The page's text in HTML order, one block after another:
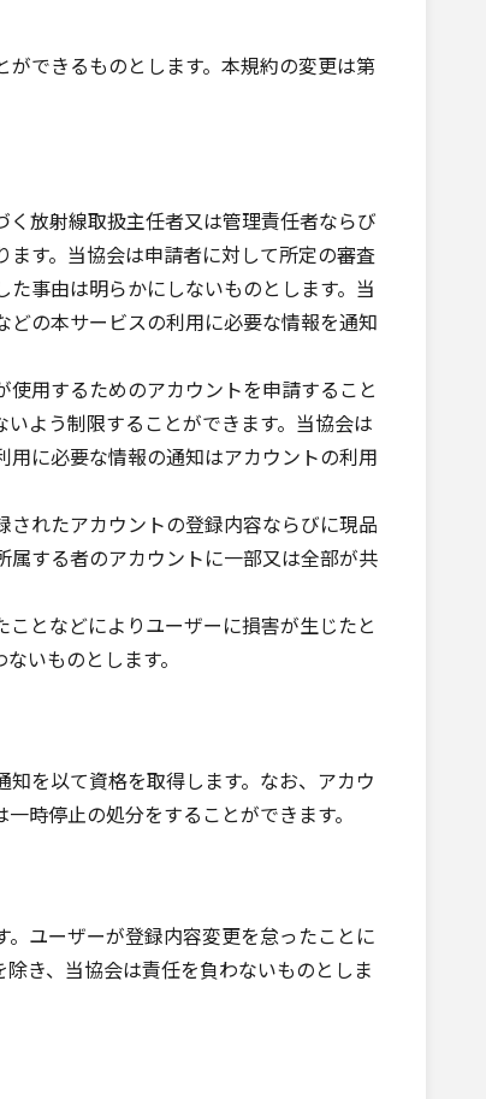
できるものとします。本規約の変更は第
放射線取扱主任者又は管理責任者ならび
す。当協会は申請者に対して所定の審査
事由は明らかにしないものとします。当
の本サービスの利用に必要な情報を通知
用するためのアカウントを申請すること
よう制限することができます。当協会は
に必要な情報の通知はアカウントの利用
れたアカウントの登録内容ならびに現品
する者のアカウントに一部又は全部が共
となどによりユーザーに損害が生じたと
いものとします。
を以て資格を取得します。なお、アカウ
時停止の処分をすることができます。
ユーザーが登録内容変更を怠ったことに
き、当協会は責任を負わないものとしま